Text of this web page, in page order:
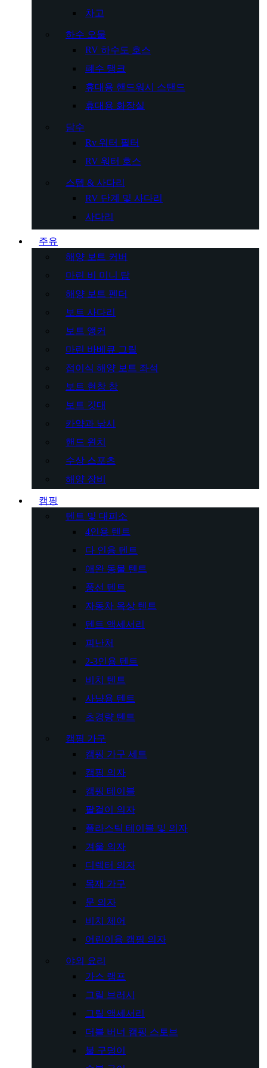
차고
하수 오물
RV 하수도 호스
폐수 탱크
휴대용 핸드워시 스탠드
휴대용 화장실
담수
Rv 워터 필터
RV 워터 호스
스텝 & 사다리
RV 단계 및 사다리
사다리
주유
해양 보트 커버
마린 비 미니 탑
해양 보트 펜더
보트 사다리
보트 앵커
마린 바베큐 그릴
접이식 해양 보트 좌석
보트 현창 창
보트 깃대
카약과 낚시
핸드 윈치
수상 스포츠
해양 장비
캠핑
텐트 및 대피소
4인용 텐트
다 인용 텐트
애완 동물 텐트
풍선 텐트
자동차 옥상 텐트
텐트 액세서리
피난처
2-3인용 텐트
비치 텐트
사냥용 텐트
초경량 텐트
캠핑 가구
캠핑 가구 세트
캠핑 의자
캠핑 테이블
팔걸이 의자
플라스틱 테이블 및 의자
겨울 의자
디렉터 의자
목재 가구
문 의자
비치 체어
어린이용 캠핑 의자
야외 요리
가스 램프
그릴 브러시
그릴 액세서리
더블 버너 캠핑 스토브
불 구덩이